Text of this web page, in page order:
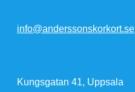
info@anderssonskorkort.se
Kungsgatan 41, Uppsala